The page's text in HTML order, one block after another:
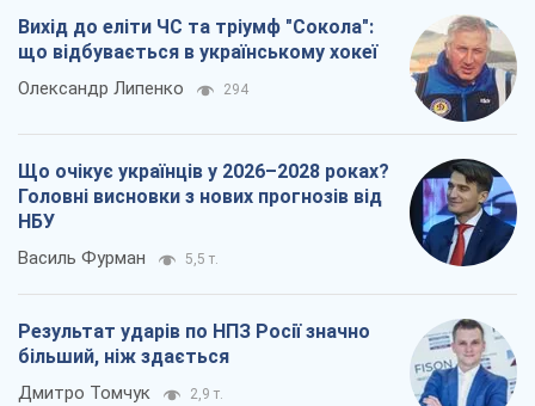
Вихід до еліти ЧС та тріумф "Сокола":
що відбувається в українському хокеї
Олександр Липенко 294
Що очікує українців у 2026–2028 роках?
Головні висновки з нових прогнозів від
НБУ
Василь Фурман 5,5 т.
Результат ударів по НПЗ Росії значно
більший, ніж здається
Дмитро Томчук 2,9 т.